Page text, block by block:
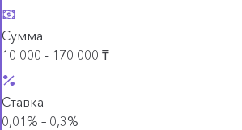
Сумма
10 000 - 170 000 ₸
Ставка
0,01% – 0,3%